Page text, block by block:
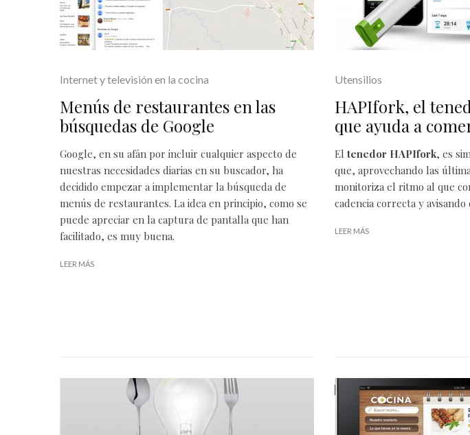
Internet y televisión en la cocina
Menús de restaurantes en las
búsquedas de Google
Google, en su afán por incluir cualquier aspecto de
nuestras necesidades diarias en su buscador, ha
decidido empezar a implementar la búsqueda de
menús de restaurantes. La idea en principio, como se
puede apreciar en la captura de pantalla que han
facilitado, es muy buena.
LEER MÁS
Utensilios
HAPIfork, el
que ayuda a
El tenedor HAPIfork, es
que, aprovechando las
monitoriza el ritmo al que
cadencia correcta y
LEER MÁS